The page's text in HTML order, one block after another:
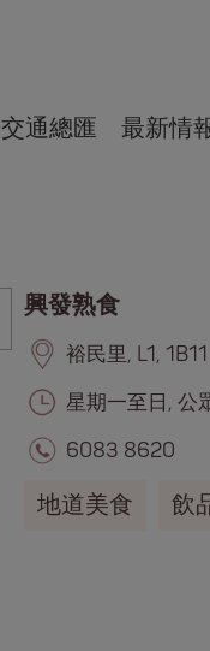
交通總匯 最新情
興發熟食
裕民里, L1, 1B11
星期一至日, 公
6083 8620
地道美食 飲